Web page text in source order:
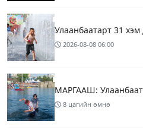
Улаанбаатарт 31
2026-08-08 06:00
МАРГААШ:
8 цагийн өмнө